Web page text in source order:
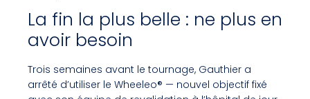
La fin la plus belle : ne plus en
avoir besoin
Trois semaines avant le tournage, Gauthier a
arrêté d’utiliser le Wheeleo® — nouvel objectif fixé